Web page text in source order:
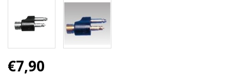
€7,90